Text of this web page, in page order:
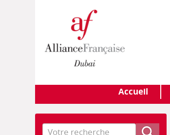
Accueil
Recherche